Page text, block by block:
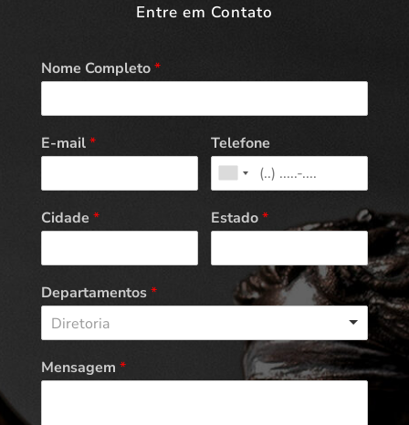
Entre em Contato
Nome Completo*
E-mail* Telefone
Cidade * Estado*
Departamentos*
Diretoria
Mensagem *